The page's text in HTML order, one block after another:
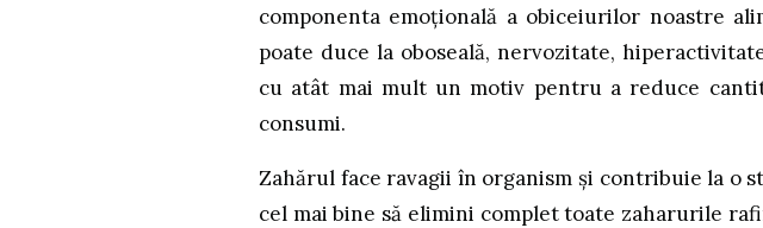
componenta emoțională a obiceiurilor noastre
poate duce la oboseală, nervozitate,
cu atât mai mult un motiv pentru a reduce
consumi.
Zahărul face ravagii în organism și contribuie la o
cel mai bine să elimini complet toate zaharurile